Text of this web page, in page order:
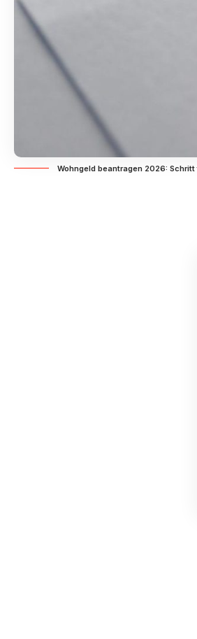
Wohngeld beantragen 2026: